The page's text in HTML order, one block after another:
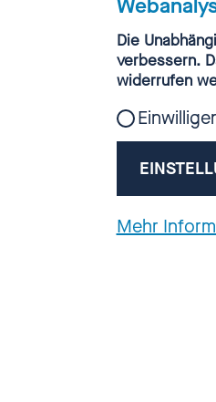
Einwilligung
Webanalyse
Die
verbessern.
widerrufen
Mehr